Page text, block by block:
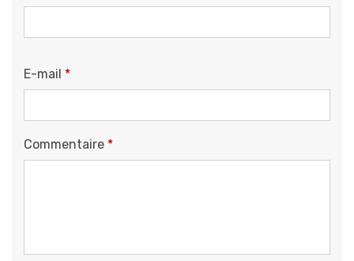
E-mail *
Commentaire *